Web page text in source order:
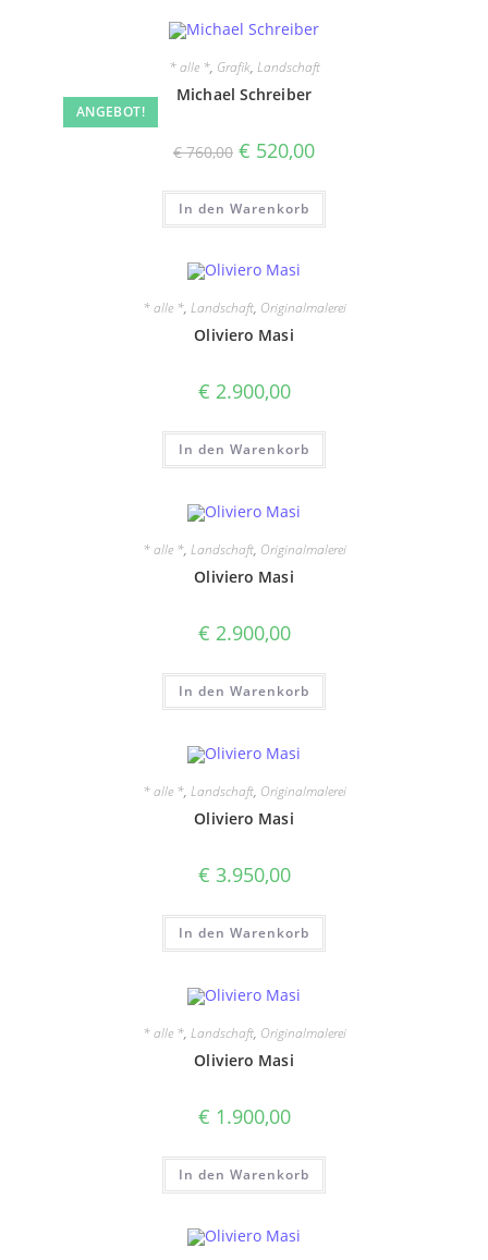
ANGEBOT!
* alle *, Grafik, Landschaft
Michael Schreiber
€760,00 Ursprünglicher
Preis
€ 760,00
€ 520,00Aktueller
€ 520,00.
In den Warenkorb
* alle *, Landschaft, Originalmalerei
Oliviero Masi
€ 2.900,00
In den Warenkorb
* alle *, Landschaft, Originalmalerei
Oliviero Masi
€ 2.900,00
In den Warenkorb
* alle *, Landschaft, Originalmalerei
Oliviero Masi
€ 3.950,00
In den Warenkorb
* alle *, Landschaft, Originalmalerei
Oliviero Masi
€ 1.900,00
In den Warenkorb